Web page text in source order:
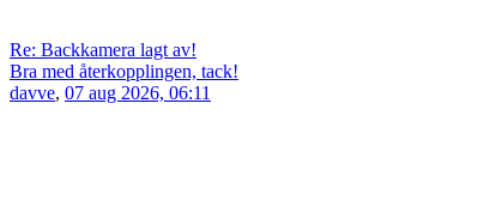
Re: Backkamera lagt av!
Bra med återkopplingen, tack!
davve, 07 aug 2026, 06:11